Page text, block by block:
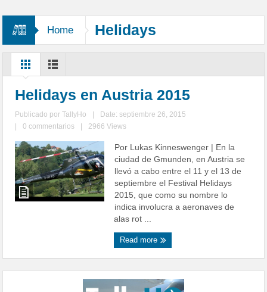
Home Helidays
Helidays en Austria 2015
Publicado porTallyHo
Date: septiembre 26, 2015
0 commentarios 2966 Views
Por Lukas Kinneswenger | En la
ciudad de Gmunden, en Austria se
llevó a cabo entre el 11 y el 13 de
septiembre el Festival Helidays
2015, que como su nombre lo
indica involucra a aeronaves de
alas rot ...
Read more